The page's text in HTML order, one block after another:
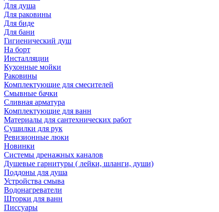
Для душа
Для раковины
Для биде
Для бани
Гигиенический душ
На борт
Инсталляции
Кухонные мойки
Раковины
Комплектующие для смесителей
Смывные бачки
Сливная арматура
Комплектующие для ванн
Материалы для сантехнических работ
Сушилки для рук
Ревизионные люки
Новинки
Системы дренажных каналов
Душевые гарнитуры ( лейки, шланги, души)
Поддоны для душа
Устройства смыва
Водонагреватели
Шторки для ванн
Писсуары